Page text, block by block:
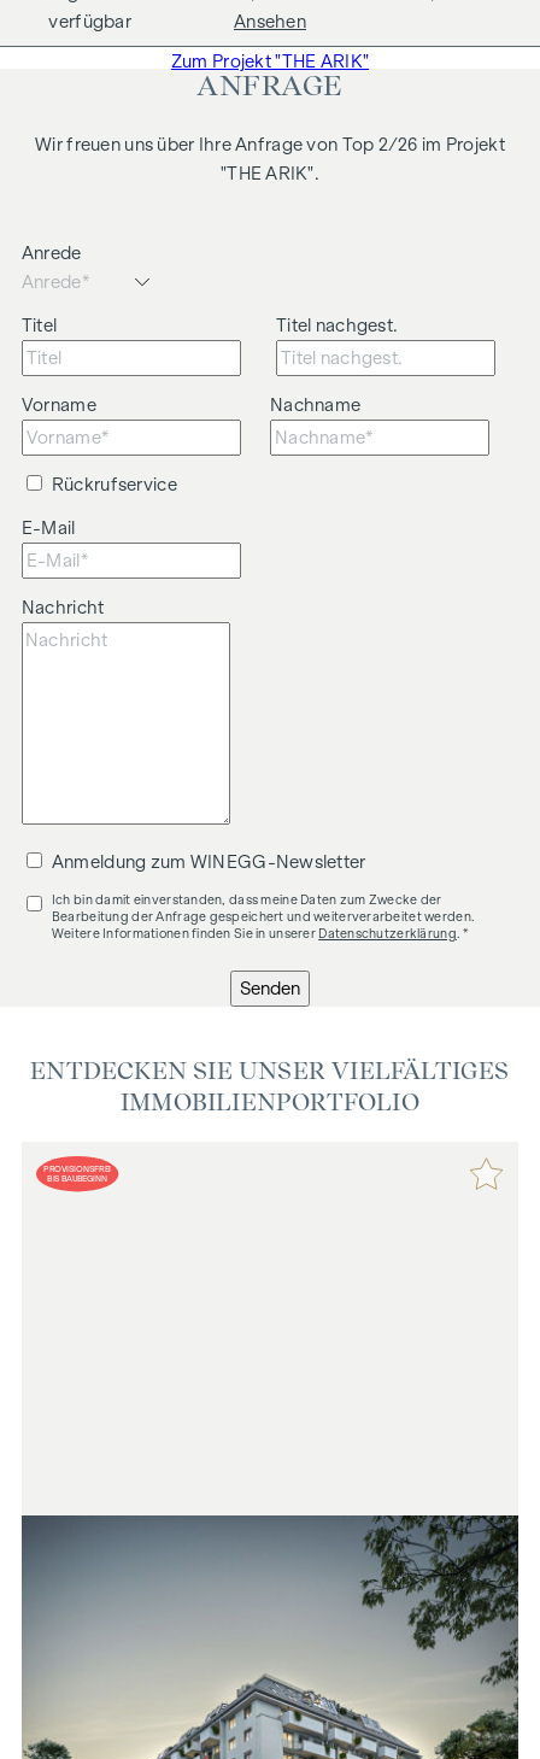
verfügbar Ansehen
Zum Projekt "THE ARIK"
ANFRAGE
Wir freuen uns über Ihre Anfrage von Top 2/26 im Projekt
"THE ARIK".
Anrede
Titel Titel nachgest.
Vorname Nachname
Rückrufservice
E-Mail
Nachricht
Anmeldung zum WINEGG-Newsletter
Ich bin damit einverstanden, dass meine Daten zum Zwecke der
Bearbeitung der Anfrage gespeichert und weiterverarbeitet werden.
Weitere Informationen finden Sie in unserer Datenschutzerklärung. *
Senden
ENTDECKEN SIE UNSER VIELFÄLTIGES
IMMOBILIENPORTFOLIO
PROVISIONSFREI
BIS BAUBEGINN